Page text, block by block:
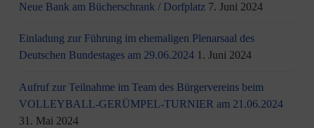
Neue Bank am Bücherschrank / Dorfplatz 7. Juni 2024
Einladung zur Führung im ehemaligen Plenarsaal des
Deutschen Bundestages am 29.06.2024 1. Juni 2024
Aufruf zur Teilnahme im Team des Bürgervereins beim
VOLLEYBALL-GERÜMPEL-TURNIER am 21.06.2024
31. Mai 2024